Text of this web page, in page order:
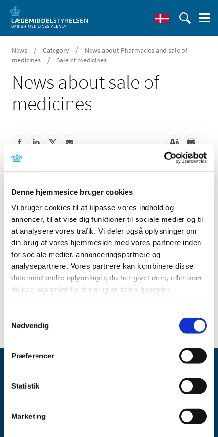
Denne hjemmeside bruger cookies
Vi bruger cookies til at tilpasse vores indhold og
annoncer, til at vise dig funktioner til sociale medier og til
at analysere vores trafik. Vi deler også oplysninger om
din brug af vores hjemmeside med vores partnere inden
for sociale medier, annonceringspartnere og
analysepartnere. Vores partnere kan kombinere disse
data med andre oplysninger, du har givet dem, eller som
de har indsamlet fra din brug af deres tjenester.
Nødvendig
Præferencer
Statistik
Marketing
News / Category /
News about Pharmacies and sale of
medicines
/ Sale of medicines
News about sale of
medicines
website
| 04 January 2016|
Today, the Danish Medicines Agency launched its new
website – laegemiddelstyrelsen.dk/en – where you can
…
TIME
2016 (1)
January (1)